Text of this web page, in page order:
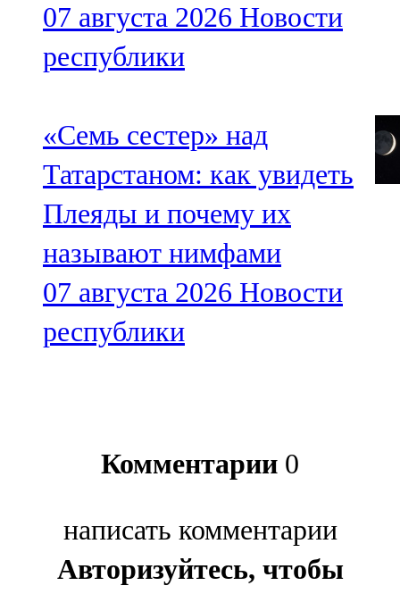
07 августа 2026 Новости
республики
«Семь сестер» над
Татарстаном: как увидеть
Плеяды и почему их
называют нимфами
07 августа 2026 Новости
республики
Комментарии 0
написать комментарии
Авторизуйтесь, чтобы